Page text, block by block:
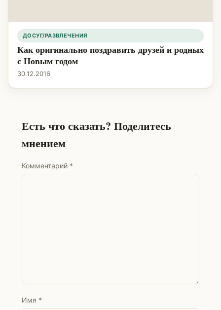
ДОСУГ/РАЗВЛЕЧЕНИЯ
Как оригинально поздравить друзей и родных
с Новым годом
30.12.2016
Есть что сказать? Поделитесь
мнением
Комментарий *
Имя *